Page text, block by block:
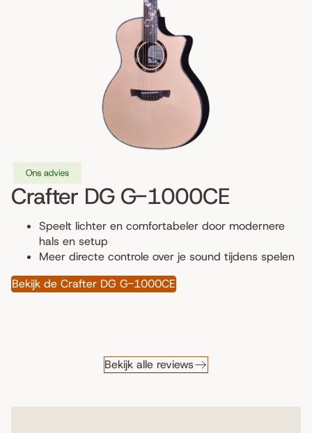
Crafter DG G-1000CE
Speelt lichter en comfortabeler door modernere
hals en setup
Meer directe controle over je sound tijdens spelen
Bekijk de Crafter DG G-1000CE
Bekijk alle reviews